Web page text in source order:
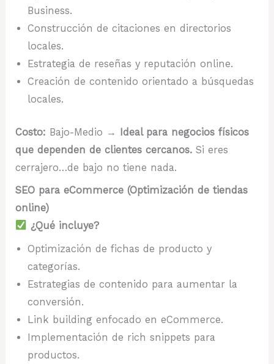
Business.
Construcción de citaciones en directorios
locales.
Estrategia de reseñas y reputación online.
Creación de contenido orientado a búsquedas
locales.
Costo: Bajo-Medio → Ideal para negocios físicos
que dependen de clientes cercanos. Si eres
cerrajero…de bajo no tiene nada.
SEO para eCommerce (Optimización de tiendas
online)
¿Qué incluye?
Optimización de fichas de producto y
categorías.
Estrategias de contenido para aumentar la
conversión.
Link building enfocado en eCommerce.
Implementación de rich snippets para
productos.